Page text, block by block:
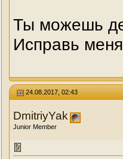
Ты можешь
Исправь
24.08.2017, 02:43
DmitriyYak
Junior Member